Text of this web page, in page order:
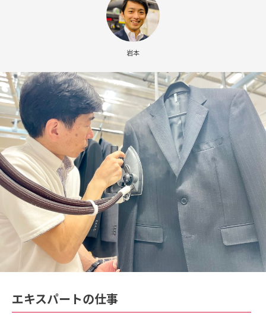
ロフェッショナルな職種です。
この仕事のスタッフインタビューを見る
岩本